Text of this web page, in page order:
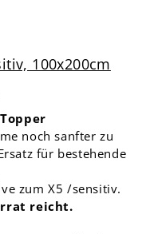
100x200cm
noch sanfter zu
für bestehende
zum X5 /sensitiv.
reicht.